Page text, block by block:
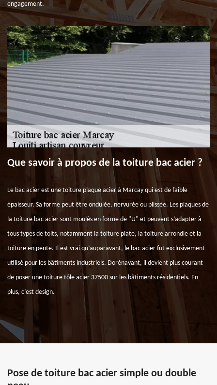
engagement.
Que savoir à propos de la toiture bac acier ?
Le bac acier est une toiture plaque acier à Marcay qui est de faible
épaisseur. Sa forme peut être ondulée, nervurée ou plissée. Les plaques de
la toiture bac acier sont moulés en forme de "U" et peuvent s’adapter à
tous types de toits, notamment la toiture plate, la toiture arrondie et la
toiture en pente. Il est vrai qu’auparavant, le bac acier fut exclusivement
utilisé pour les bâtiments industriels. Dorénavant, il devient plus courant
de poser une toiture tôle acier 37500 sur les bâtiments résidentiels. En
plus, c’est design.
Pose de toiture bac acier simple ou double